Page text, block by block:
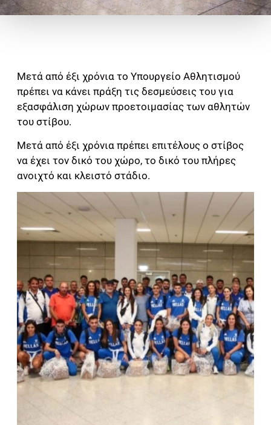
Μετά από έξι χρόνια το Υπουργείο Αθλητισμού
πρέπει να κάνει πράξη τις δεσμεύσεις του για
εξασφάλιση χώρων προετοιμασίας των αθλητών
του στίβου.
Μετά από έξι χρόνια πρέπει επιτέλους ο στίβος
να έχει τον δικό του χώρο, το δικό του πλήρες
ανοιχτό και κλειστό στάδιο.